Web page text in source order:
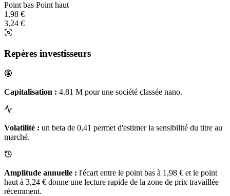
Point bas Point haut
1,98 €
3,24 €
Repères investisseurs
Capitalisation : 4.81 M pour une société classée nano.
Volatilité : un beta de 0,41 permet d'estimer la sensibilité du titre au
marché.
Amplitude annuelle : l'écart entre le point bas à 1,98 € et le point
haut à 3,24 € donne une lecture rapide de la zone de prix travaillée
récemment.